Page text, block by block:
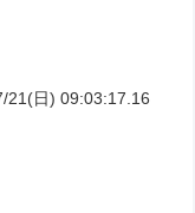
21(日) 09:03:17.16